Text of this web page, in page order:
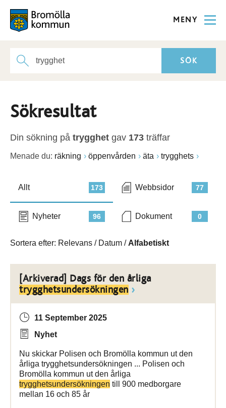
MENY
Sökresultat
Din sökning på trygghet gav 173 träffar
Menade du: räkning öppenvården äta trygghets
173
Allt 77
Webbsidor
96
Nyheter 0
Dokument
Sortera efter: Relevans / Datum / Alfabetiskt
[Arkiverad] Dags för den årliga
trygghetsundersökningen
11 September 2025
Nyhet
Nu skickar Polisen och Bromölla kommun ut den
årliga trygghetsundersökningen ... Polisen och
Bromölla kommun ut den årliga
trygghetsundersökningen till 900 medborgare
mellan 16 och 85 år